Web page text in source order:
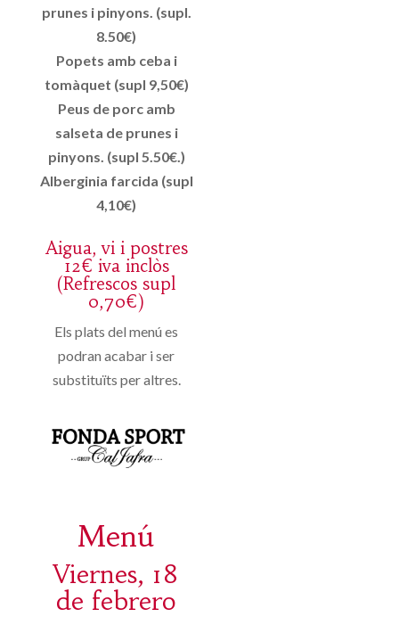
prunes i pinyons. (supl.
8.50€)
Popets amb ceba i
tomàquet (supl 9,50€)
Peus de porc amb
salseta de prunes i
pinyons. (supl 5.50€.)
Alberginia farcida (supl
4,10€)
Aigua, vi i postres
12€ iva inclòs
(Refrescos supl
0,70€)
Els plats del menú es
podran acabar i ser
substituïts per altres.
Menú
Viernes, 18
de febrero